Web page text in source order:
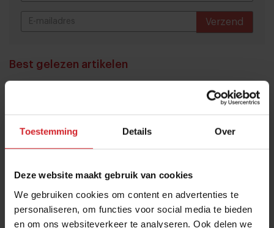
Toestemming Details Over
Deze website maakt gebruik van cookies
We gebruiken cookies om content en advertenties te
personaliseren, om functies voor social media te bieden
en om ons websiteverkeer te analyseren. Ook delen we
Verzend
Best gelezen artikelen
eetcafés tot De Strip in Noord
openen eenmalig pop-uprestaurant
Café de Lepel
4 augustus 2026| 3 min